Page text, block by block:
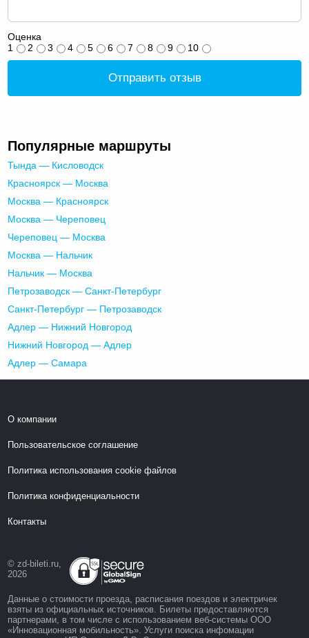
Оценка
1
2 3 4 5 6 7 8 9 10
Отправить отзыв
Популярные маршруты
Тында — Кисловодск
Красноярск — Москва
Москва — Красноярск
Москва — Череповец
Череповец — Москва
Москва — Нальчик
Нальчик — Москва
Петрозаводск — Санкт-Петербург
Санкт-Петербург — Петрозаводск
Адлер — Нижний Новгород
Нижний Новгород — Адлер
Адлер — Самара
О компании
Пользовательское соглашение
Политика использования cookie файлов
Политика конфиденциальности
Контакты
© zd-bileti.ru,
2026
Данные о стоимости проезда, расписания поездов и электричек
взяты из официальных источников. Билеты предоставляются
партнерами, в том числе с использованием веб-системы ООО
«Инновационная мобильность». Услуги поиска инфомации